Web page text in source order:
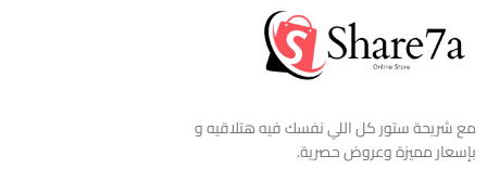
مع شريحة ستور كل اللي نفسك فيه هتلاقيه و
بإسعار مميزة وعروض حصرية.